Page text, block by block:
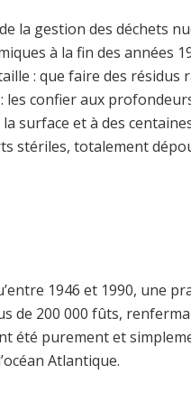
la gestion des déchets
à la fin des années
: que faire des résidus
: les confier aux
surface et à des
stériles, totalement
1946 et 1990, une
de 200 000 fûts,
été purement et
Atlantique.